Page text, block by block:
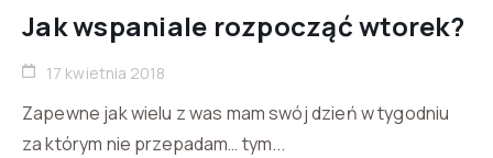
Jak wspaniale rozpocząć wtorek?
17 kwietnia 2018
Zapewne jak wielu z was mam swój dzień w tygodniu
za którym nie przepadam… tym...